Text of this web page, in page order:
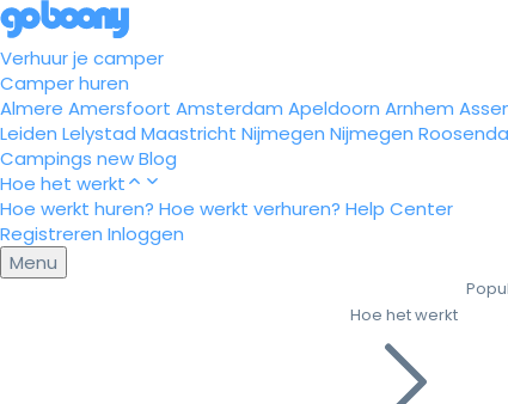
Verhuur je camper
Camper huren
Almere Amersfoort Amsterdam Apeldoorn Arnhem
Leiden Lelystad Maastricht Nijmegen Nijmegen
Campings newBlog
Hoe het werkt
Hoe werkt huren? Hoe werkt verhuren? Help Center
Registreren Inloggen
Menu
Hoe het werkt